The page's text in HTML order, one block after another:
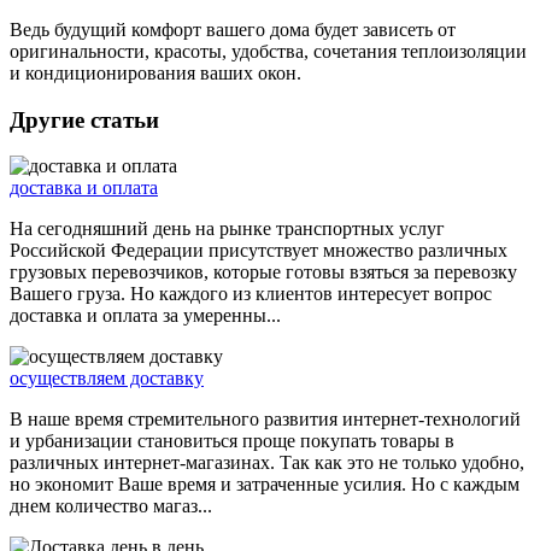
Ведь будущий комфорт вашего дома будет зависеть от
оригинальности, красоты, удобства, сочетания теплоизоляции
и кондиционирования ваших окон.
Другие статьи
доставка и оплата
На сегодняшний день на рынке транспортных услуг
Российской Федерации присутствует множество различных
грузовых перевозчиков, которые готовы взяться за перевозку
Вашего груза. Но каждого из клиентов интересует вопрос
доставка и оплата за умеренны...
осуществляем доставку
В наше время стремительного развития интернет-технологий
и урбанизации становиться проще покупать товары в
различных интернет-магазинах. Так как это не только удобно,
но экономит Ваше время и затраченные усилия. Но с каждым
днем количество магаз...